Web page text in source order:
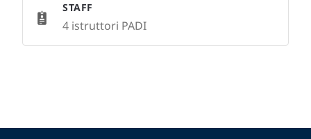
STAFF
4 istruttori PADI